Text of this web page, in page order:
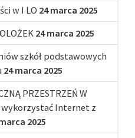
w I LO 24 marca 2025
24 marca 2025
szkół podstawowych
24 marca 2025
PRZESTRZEŃ W
wykorzystać Internet z
2025